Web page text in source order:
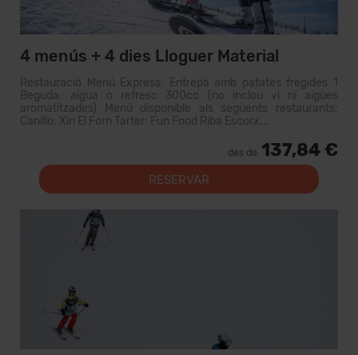
4 menús + 4 dies Lloguer Material
Restauració Menú Express: Entrepà amb patates fregides 1
Beguda: aigua o refresc 300cc (no inclou vi ni aigües
aromatitzades) Menú disponible als següents restaurants:
Canillo: Xiri El Forn Tarter: Fun Food Riba Escorx...
des de 137,84 €
RESERVAR